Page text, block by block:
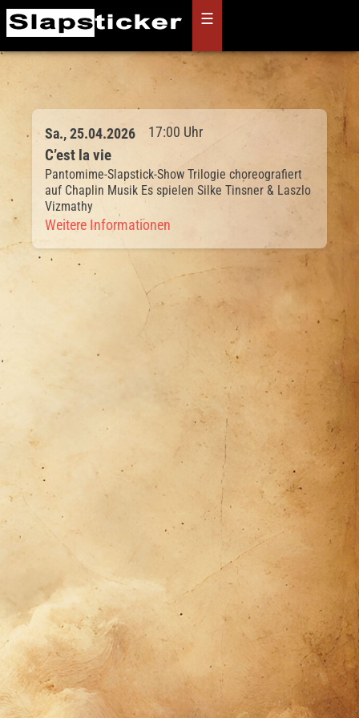
Skip
to
content
☰
Sa., 25.04.2026 17:00 Uhr
C’est la vie
Pantomime-Slapstick-Show Trilogie choreografiert
auf Chaplin Musik Es spielen Silke Tinsner & Laszlo
Vizmathy
Weitere Informationen